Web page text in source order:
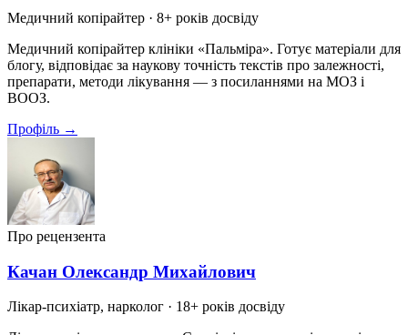
Медичний копірайтер · 8+ років досвіду
Медичний копірайтер клініки «Пальміра». Готує матеріали для
блогу, відповідає за наукову точність текстів про залежності,
препарати, методи лікування — з посиланнями на МОЗ і
ВООЗ.
Профіль →
Про рецензента
Качан Олександр Михайлович
Лікар-психіатр, нарколог · 18+ років досвіду